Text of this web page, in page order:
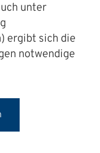
unter
ergibt sich die
notwendige